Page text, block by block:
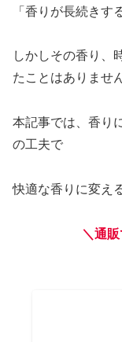
「香りが長続きす
しかしその香り、
たことはありませ
本記事では、香り
の工夫で
快適な香りに変え
＼通